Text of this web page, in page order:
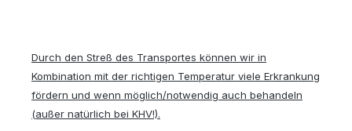
Durch den Streß des Transportes können wir in
Kombination mit der richtigen Temperatur viele Erkrankung
fördern und wenn möglich/notwendig auch behandeln
(außer natürlich bei KHV!).